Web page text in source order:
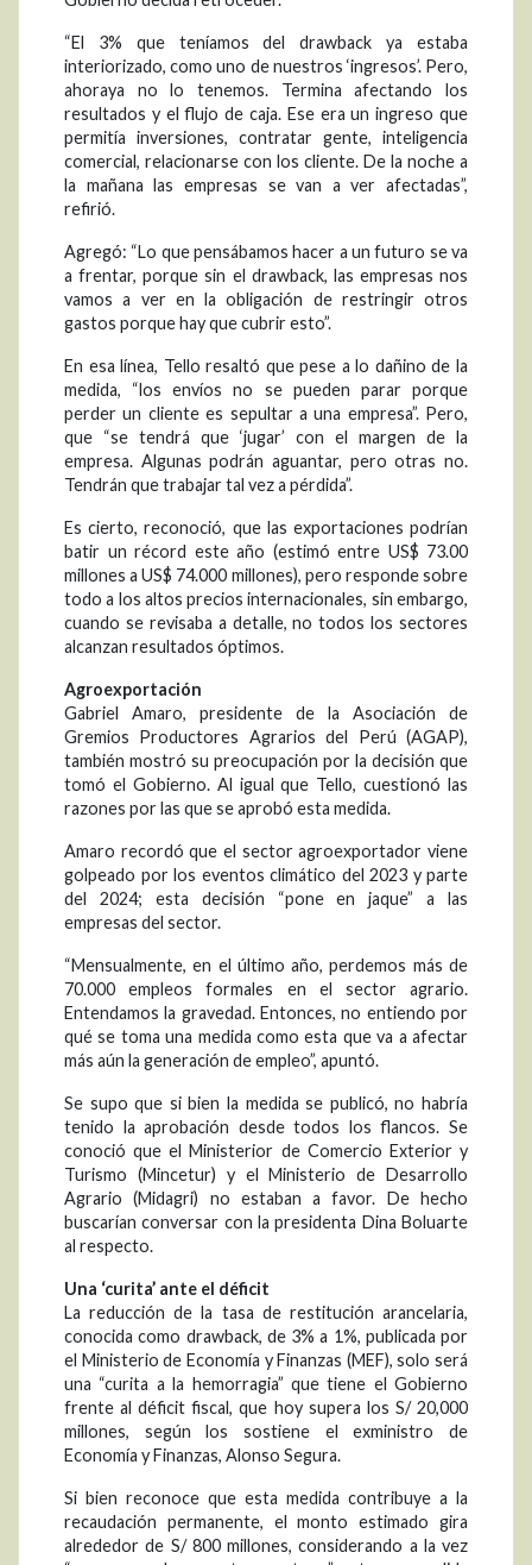
“El 3% que teníamos del drawback ya estaba
interiorizado, como uno de nuestros ‘ingresos’. Pero,
ahoraya no lo tenemos. Termina afectando los
resultados y el flujo de caja. Ese era un ingreso que
permitía inversiones, contratar gente, inteligencia
comercial, relacionarse con los cliente. De la noche a
la mañana las empresas se van a ver afectadas”,
refirió.
Agregó: “Lo que pensábamos hacer a un futuro se va
a frentar, porque sin el drawback, las empresas nos
vamos a ver en la obligación de restringir otros
gastos porque hay que cubrir esto”.
En esa línea, Tello resaltó que pese a lo dañino de la
medida, “los envíos no se pueden parar porque
perder un cliente es sepultar a una empresa”. Pero,
que “se tendrá que ‘jugar’ con el margen de la
empresa. Algunas podrán aguantar, pero otras no.
Tendrán que trabajar tal vez a pérdida”.
Es cierto, reconoció, que las exportaciones podrían
batir un récord este año (estimó entre US$ 73.00
millones a US$ 74.000 millones), pero responde sobre
todo a los altos precios internacionales, sin embargo,
cuando se revisaba a detalle, no todos los sectores
alcanzan resultados óptimos.
Agroexportación
Gabriel Amaro, presidente de la Asociación de
Gremios Productores Agrarios del Perú (AGAP),
también mostró su preocupación por la decisión que
tomó el Gobierno. Al igual que Tello, cuestionó las
razones por las que se aprobó esta medida.
Amaro recordó que el sector agroexportador viene
golpeado por los eventos climático del 2023 y parte
del 2024; esta decisión “pone en jaque” a las
empresas del sector.
“Mensualmente, en el último año, perdemos más de
70.000 empleos formales en el sector agrario.
Entendamos la gravedad. Entonces, no entiendo por
qué se toma una medida como esta que va a afectar
más aún la generación de empleo”, apuntó.
Se supo que si bien la medida se publicó, no habría
tenido la aprobación desde todos los flancos. Se
conoció que el Ministerior de Comercio Exterior y
Turismo (Mincetur) y el Ministerio de Desarrollo
Agrario (Midagri) no estaban a favor. De hecho
buscarían conversar con la presidenta Dina Boluarte
al respecto.
Una ‘curita’ ante el déficit
La reducción de la tasa de restitución arancelaria,
conocida como drawback, de 3% a 1%, publicada por
el Ministerio de Economía y Finanzas (MEF), solo será
una “curita a la hemorragia” que tiene el Gobierno
frente al déficit fiscal, que hoy supera los S/ 20,000
millones, según los sostiene el exministro de
Economía y Finanzas, Alonso Segura.
Si bien reconoce que esta medida contribuye a la
recaudación permanente, el monto estimado gira
alrededor de S/ 800 millones, considerando a la vez